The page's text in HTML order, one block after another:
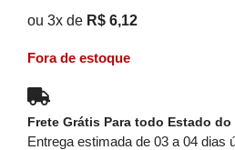
ou 3x de R$ 6,12
Fora de estoque
Frete Grátis Para todo Estado do
Entrega estimada de 03 a 04 dias